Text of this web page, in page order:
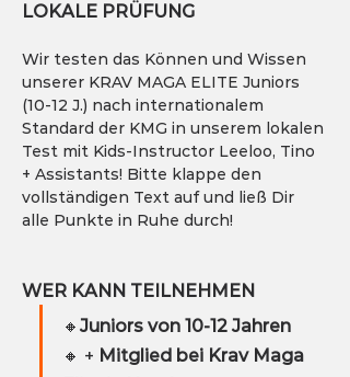
LOKALE PRÜFUNG
Wir testen das Können und Wissen
unserer KRAV MAGA ELITE Juniors
(10-12 J.) nach internationalem
Standard der KMG in unserem lokalen
Test mit Kids-Instructor Leeloo, Tino
+ Assistants! Bitte klappe den
vollständigen Text auf und ließ Dir
alle Punkte in Ruhe durch!
WER KANN TEILNEHMEN
🔸 Juniors von 10-12 Jahren
🔸 + Mitglied bei Krav Maga